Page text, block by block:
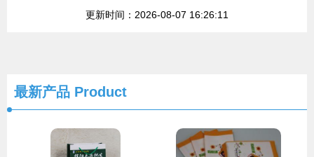
更新时间：2026-08-07 16:26:11
最新产品 Product